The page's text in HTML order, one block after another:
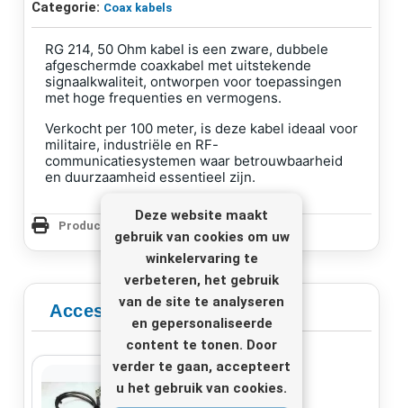
Deze website maakt
gebruik van cookies om uw
winkelervaring te
verbeteren, het gebruik
van de site te analyseren
en gepersonaliseerde
content te tonen. Door
verder te gaan, accepteert
u het gebruik van cookies.
Categorie: Coax kabels
RG 214, 50 Ohm kabel is een zware, dubbele
afgeschermde coaxkabel met uitstekende
signaalkwaliteit, ontworpen voor toepassingen
met hoge frequenties en vermogens.
Verkocht per 100 meter, is deze kabel ideaal voor
militaire, industriële en RF-
communicatiesystemen waar betrouwbaarheid
en duurzaamheid essentieel zijn.
Productpagina Afdrukken
Accessoires